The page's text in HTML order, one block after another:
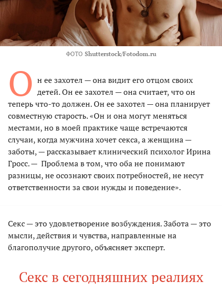
ФОТО Shutterstock/Fotodom.ru
О н ее захотел — она видит его отцом своих
детей. Он ее захотел — она считает, что он
теперь что-то должен. Он ее захотел — она планирует
совместную старость. «Он и она могут меняться
местами, но в моей практике чаще встречаются
случаи, когда мужчина хочет секса, а женщина —
заботы, — рассказывает клинический психолог Ирина
Гросс. — Проблема в том, что оба не понимают
разницы, не осознают своих потребностей, не несут
ответственности за свои нужды и поведение».
Секс — это удовлетворение возбуждения. Забота — это
мысли, действия и чувства, направленные на
благополучие другого, объясняет эксперт.
Секс в сегодняшних реалиях